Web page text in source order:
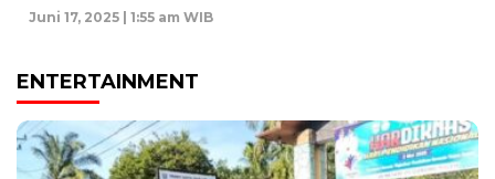
Juni 17, 2025 | 1:55 am WIB
ENTERTAINMENT